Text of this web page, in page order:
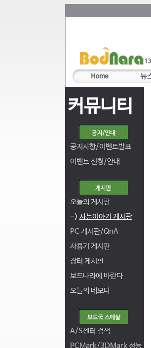
커뮤니티
공지사항/이벤트발표
이벤트 신청/안내
오늘의 게시판
-> 사는이야기 게시판
PC 게시판/QnA
사용기 게시판
장터 게시판
보드나라에 바란다
오늘의 네모다
A/S센터 검색
PCMark/3DMark 성능